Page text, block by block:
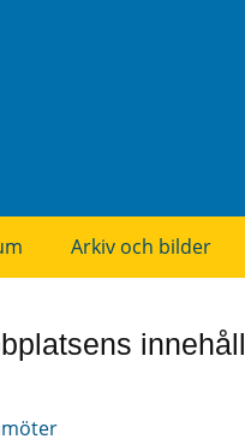
Arkiv och bilder
innehåll